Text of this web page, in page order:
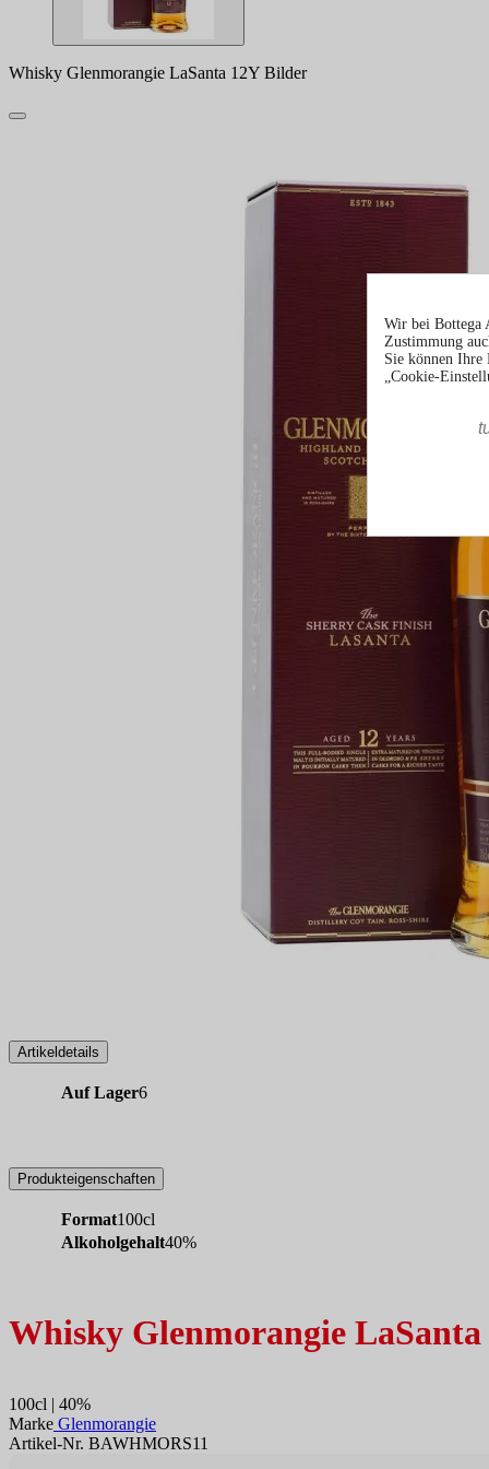
Whisky Glenmorangie LaSanta 12Y Bilder
Artikeldetails
Auf Lager6
Produkteigenschaften
Format100cl
Alkoholgehalt40%
Whisky Glenmorangie LaSanta
100cl | 40%
Marke Glenmorangie
Artikel-Nr. BAWHMORS11
Wir bei Bottega
Zustimmung
Sie können
„Cookie-